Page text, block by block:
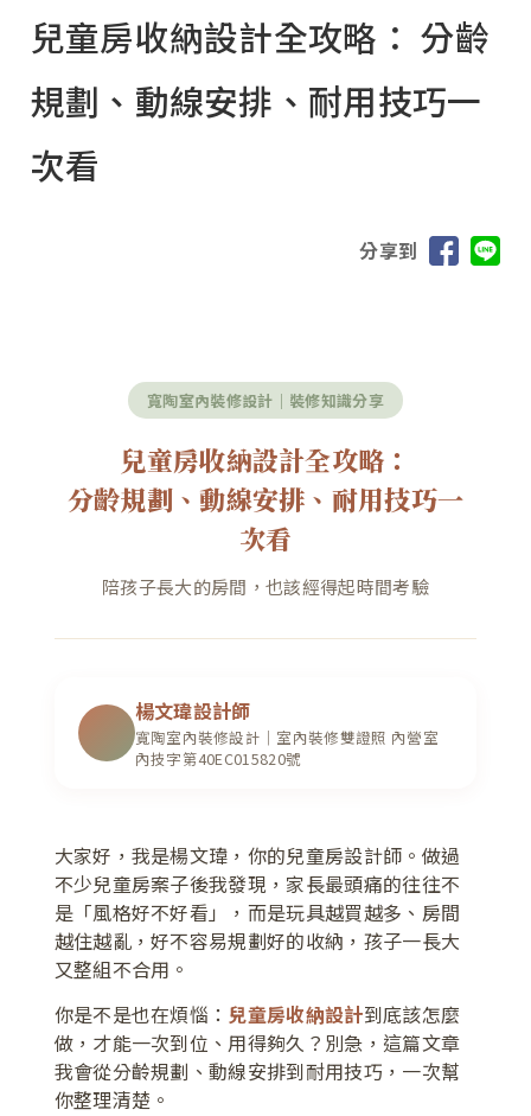
兒童房收納設計全攻略： 分齡
規劃、動線安排、耐用技巧一
次看
分享到
寬陶室內裝修設計｜裝修知識分享
兒童房收納設計全攻略：
分齡規劃、動線安排、耐用技巧一
次看
陪孩子長大的房間，也該經得起時間考驗
楊文瑋設計師
寬陶室內裝修設計｜室內裝修雙證照 內營室
內技字第40EC015820號
大家好，我是楊文瑋，你的兒童房設計師。做過
不少兒童房案子後我發現，家長最頭痛的往往不
是「風格好不好看」，而是玩具越買越多、房間
越住越亂，好不容易規劃好的收納，孩子一長大
又整組不合用。
你是不是也在煩惱： 兒童房收納設計到底該怎麼
做，才能一次到位、用得夠久？別急，這篇文章
我會從分齡規劃、動線安排到耐用技巧，一次幫
你整理清楚。